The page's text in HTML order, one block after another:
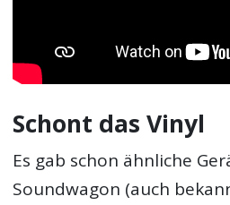
Schont das Vinyl
Es gab schon ähnliche
Soundwagon (auch